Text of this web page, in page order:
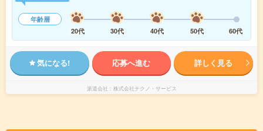
年齢層
20代
30代 40代 50代 60代
気になる! 応募へ進む 詳しく見る
派遣会社 株式会社テクノ・サービス